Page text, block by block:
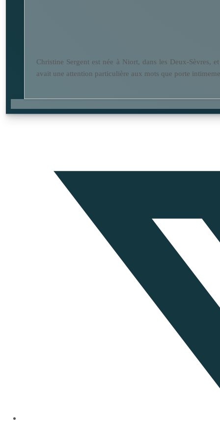
Christine Sergent est née à Niort, dans les Deux-Sèvres,
avait une attention particulière aux mots que porte